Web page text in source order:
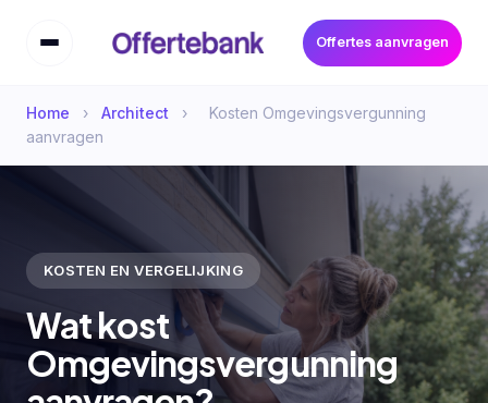
Offertes aanvragen
Home › Architect ›
Kosten Omgevingsvergunning
aanvragen
KOSTEN EN VERGELIJKING
Wat kost
Omgevingsvergunning